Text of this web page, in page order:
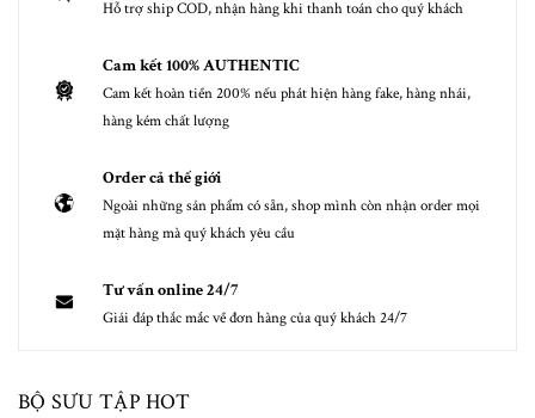
Hỗ trợ ship COD, nhận hàng khi thanh toán cho quý khách
Cam kết 100% AUTHENTIC
Cam kết hoàn tiền 200% nếu phát hiện hàng fake, hàng nhái,
hàng kém chất lượng
Order cả thế giới
Ngoài những sản phẩm có sẵn, shop mình còn nhận order mọi
mặt hàng mà quý khách yêu cầu
Tư vấn online 24/7
Giải đáp thắc mắc về đơn hàng của quý khách 24/7
BỘ SƯU TẬP HOT